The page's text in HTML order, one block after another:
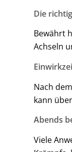
Die
Bewährt
Achseln
Nach
kann
Abends
Viele